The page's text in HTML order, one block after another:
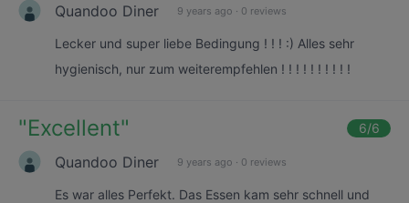
Quandoo Diner 9 years ago · 0 reviews
Lecker und super liebe Bedingung ! ! ! :) Alles sehr
hygienisch, nur zum weiterempfehlen ! ! ! ! ! ! ! ! ! !
"Excellent" 6/6
Quandoo Diner 9 years ago · 0 reviews
Es war alles Perfekt. Das Essen kam sehr schnell und